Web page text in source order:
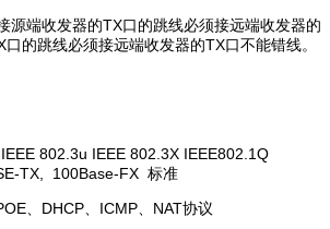
源端收发器的TX口的跳线必须接远端收发器的
的跳线必须接远端收发器的TX口不能错线。
802.3u IEEE 802.3X IEEE802.1Q
TX, 100Base-FX 标准
、DHCP、ICMP、NAT协议